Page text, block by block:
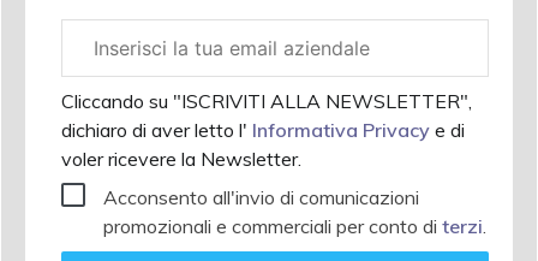
aziendale
Cliccando su "ISCRIVITI ALLA NEWSLETTER",
dichiaro di aver letto l' Informativa Privacy e di
voler ricevere la Newsletter.
Acconsento all'invio di comunicazioni
promozionali e commerciali per conto di terzi